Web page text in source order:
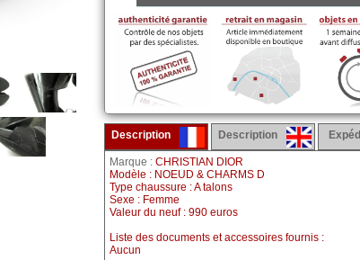
Description Description
Marque : CHRISTIAN DIOR
Modèle : NOEUD & CHARMS D
Type chaussure : A talons
Sexe : Femme
Valeur du neuf : 990 euros
Liste des documents et accessoires fournis :
Aucun